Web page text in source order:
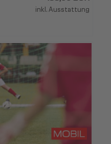
inkl. Ausstattung